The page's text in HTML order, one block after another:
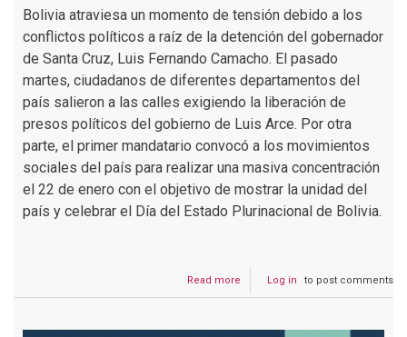
Bolivia atraviesa un momento de tensión debido a los
conflictos políticos a raíz de la detención del gobernador
de Santa Cruz, Luis Fernando Camacho. El pasado
martes, ciudadanos de diferentes departamentos del
país salieron a las calles exigiendo la liberación de
presos políticos del gobierno de Luis Arce. Por otra
parte, el primer mandatario convocó a los movimientos
sociales del país para realizar una masiva concentración
el 22 de enero con el objetivo de mostrar la unidad del
país y celebrar el Día del Estado Plurinacional de Bolivia.
Read more
Podcast
Log in to post comments